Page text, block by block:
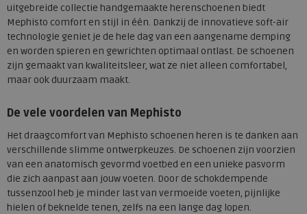
uitgebreide collectie handgemaakte herenschoenen biedt
Mephisto comfort en stijl in één. Dankzij de innovatieve soft-air
technologie geniet je de hele dag van een aangename demping
en worden spieren en gewrichten optimaal ontlast. De schoenen
zijn gemaakt van kwaliteitsleer, wat ze niet alleen comfortabel,
maar ook duurzaam maakt.
De vele voordelen van Mephisto
Het draagcomfort van Mephisto schoenen heren is te danken aan
verschillende slimme ontwerpkeuzes. De schoenen zijn voorzien
van een anatomisch gevormd voetbed en een unieke pasvorm
die zich aanpast aan jouw voeten. Door de schokdempende
tussenzool heb je minder last van vermoeide voeten, pijnlijke
hielen of beknelde tenen, zelfs na een lange dag lopen.